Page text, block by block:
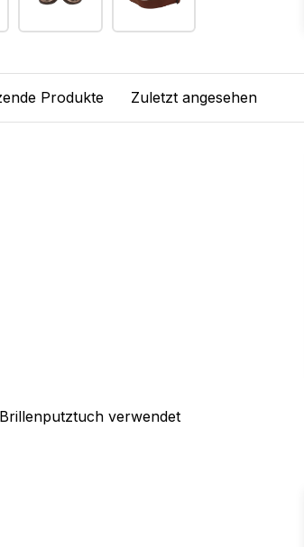
Produkte Zuletzt angesehen
verwendet